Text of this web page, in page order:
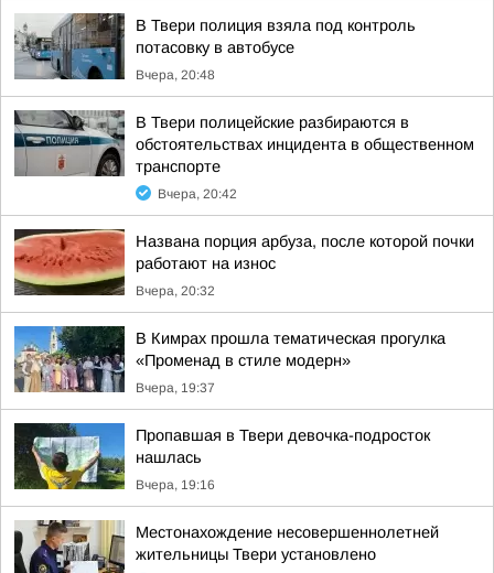
В Твери полиция взяла под контроль
потасовку в автобусе
Вчера, 20:48
В Твери полицейские разбираются в
обстоятельствах инцидента в общественном
транспорте
Вчера, 20:42
Названа порция арбуза, после которой почки
работают на износ
Вчера, 20:32
В Кимрах прошла тематическая прогулка
«Променад в стиле модерн»
Вчера, 19:37
Пропавшая в Твери девочка-подросток
нашлась
Вчера, 19:16
Местонахождение несовершеннолетней
жительницы Твери установлено